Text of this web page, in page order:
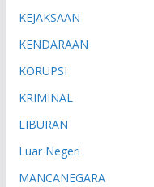
KEJAKSAAN
KENDARAAN
KORUPSI
KRIMINAL
LIBURAN
Luar Negeri
MANCANEGARA